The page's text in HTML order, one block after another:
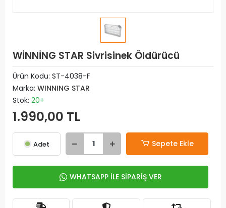
WİNNİNG STAR Sivrisinek Öldürücü
Ürün Kodu: ST-4038-F
Marka: WINNING STAR
Stok: 20+
1.990,00 TL
Adet Sepete Ekle
WHATSAPP İLE SİPARİŞ VER